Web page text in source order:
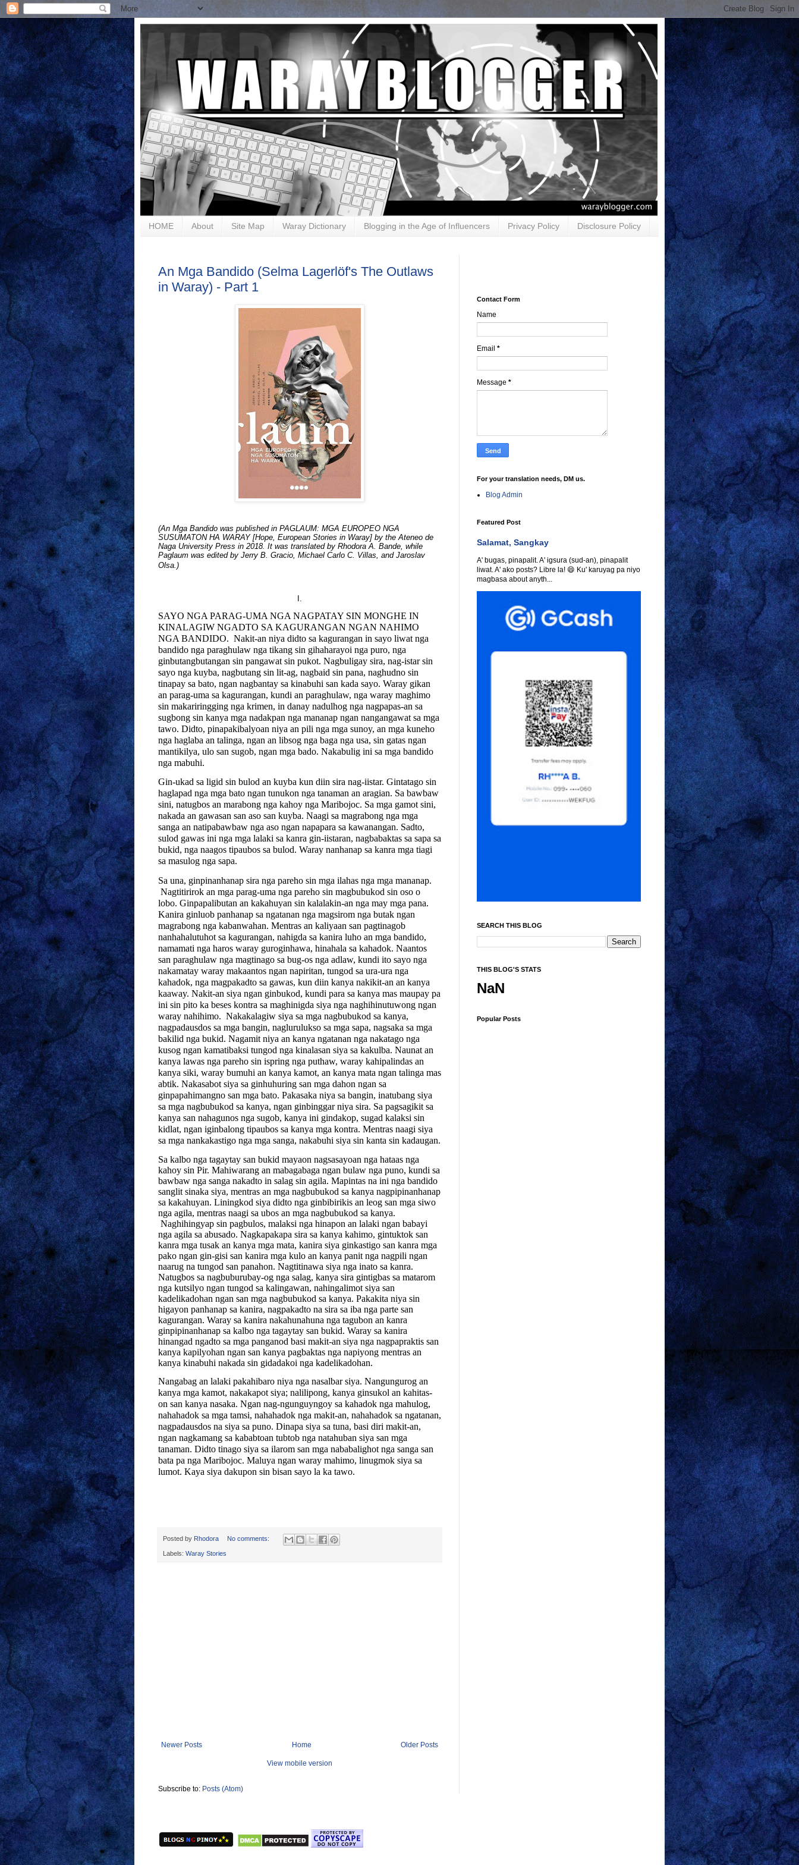
HOME About Site Map Waray Dictionary Blogging in the Age of Influencers Privacy Policy Disclosure Policy
An Mga Bandido (Selma Lagerlöf's The Outlaws
in Waray) - Part 1
(An Mga Bandido was published in PAGLAUM: MGA EUROPEO NGA
SUSUMATON HA WARAY [Hope, European Stories in Waray] by the Ateneo de
Naga University Press in 2018. It was translated by Rhodora A. Bande, while
Paglaum was edited by Jerry B. Gracio, Michael Carlo C. Villas, and Jaroslav
Olsa.)
I.
SAYO NGA PARA­­G-UMA NGA NAGPATAY SIN MONGHE IN
KINALAGIW NGADTO SA KAGURANGAN NGAN NAHIMO
NGA BANDIDO. Nakit-an niya didto sa kagurangan in sayo liwat nga
bandido nga paraghulaw nga tikang sin gihaharayoi nga puro, nga
ginbutangbutangan sin pangawat sin pukot. Nagbuligay sira, nag-istar sin
sayo nga kuyba, nagbutang sin lit-ag, nagbaid sin pana, naghudno sin
tinapay sa bato, ngan nagbantay sa kinabuhi san kada sayo. Waray gikan
an parag-uma sa kagurangan, kundi an paraghulaw, nga waray maghimo
sin makariringging nga krimen, in danay nadulhog nga nagpapas-an sa
sugbong sin kanya mga nadakpan nga mananap ngan nangangawat sa mga
tawo. Didto, pinapakibalyoan niya an pili nga mga sunoy, an mga kuneho
nga haglaba an talinga, ngan an libsog nga baga nga usa, sin gatas ngan
mantikilya, ulo san sugob, ngan mga bado. Nakabulig ini sa mga bandido
nga mabuhi.
Gin-ukad sa ligid sin bulod an kuyba kun diin sira nag-iistar. Gintatago sin
haglapad nga mga bato ngan tunukon nga tanaman an aragian. Sa bawbaw
sini, natugbos an marabong nga kahoy nga Maribojoc. Sa mga gamot sini,
nakada an gawasan san aso san kuyba. Naagi sa magrabong nga mga
sanga an natipabawbaw nga aso ngan napapara sa kawanangan. Sadto,
sulod gawas ini nga mga lalaki sa kanra gin-iistaran, nagbabaktas sa sapa sa
bukid, nga naagos tipaubos sa bulod. Waray nanhanap sa kanra mga tiagi
sa masulog nga sapa.
Sa una, ginpinanhanap sira nga pareho sin mga ilahas nga mg­a mananap.
Nagtitirirok an mga parag-uma nga pareho sin magbubukod sin oso o
lobo. Ginpapalibutan an kakahuyan sin kalalakin-an nga may mga pana.
Kanira ginluob panhanap sa ngatanan nga magsirom nga butak ngan
magrabong nga kabanwahan. Mentras an kaliyaan san pagtinagob
nanhahalutuhot sa kagurangan, nahigda sa kanira luho an mga bandido,
namamati nga haros waray guroginhawa, hinahala sa kahadok. Naantos
san paraghulaw nga magtinago sa bug-os nga adlaw, kundi ito sayo nga
nakamatay waray makaantos ngan napiritan, tungod sa ura-ura nga
kahadok, nga magpakadto sa gawas, kun diin kanya nakikit-an an kanya
kaaway. Nakit-an siya ngan ginbukod, kundi para sa kanya mas maupay pa
ini sin pito ka beses kontra sa maghinigda siya nga naghihinutuwong ngan
waray nahihimo. Nakakalagiw siya sa mga nagbubukod sa kanya,
nagpadausdos sa mga bangin, naglurulukso sa mga sapa, nagsaka sa mga
bakilid nga bukid. Nagamit niya an kanya ngatanan nga nakatago nga
kusog ngan kamatibaksi tungod nga kinalasan siya sa kakulba. Naunat an
kanya lawas nga pareho sin ispring nga puthaw, waray kahipalindas an
kanya siki, waray bumuhi an kanya kamot, an kanya mata ngan talinga mas
abtik. Nakasabot siya sa ginhuhuring san mga dahon ngan sa
ginpapahimangno san mga bato. Pakasaka niya sa bangin, inatubang siya
sa mga nagbubukod sa kanya, ngan ginbinggar niya sira. Sa pagsagikit sa
kanya san nahagunos nga sugob, kanya ini gindakop, sugad kalaksi sin
kidlat, ngan iginbalong tipaubos sa kanya mga kontra. Mentras naagi siya
sa mga nankakastigo nga mga sanga, nakabuhi siya sin kanta sin kadaugan.
Sa kalbo nga tagaytay san bukid mayaon nagsasayoan nga hataas nga
kahoy sin Pir. Mahiwarang an mabagabaga ngan bulaw nga puno, kundi sa
bawbaw nga sanga nakadto in salag sin agila. Mapintas na ini nga bandido
sanglit sinaka siya, mentras an mga nagbubukod sa kanya nagpipinanhanap
sa kakahuyan. Liningkod siya didto nga ginbibirikis an leog san mga siwo
nga agila, mentras naagi sa ubos an mga nagbubukod sa kanya.
Naghihingyap sin pagbulos, malaksi nga hinapon an lalaki ngan babayi
nga agila sa abusado. Nagkapakapa sira sa kanya kahimo, gintuktok san
kanra mga tusak an kanya mga mata, kanira siya ginkastigo san kanra mga
pako ngan gin-gisi san kanira mga kulo an kanya panit nga nagpili ngan
naarug na tungod san panahon. Nagtitinawa siya nga inato sa kanra.
Natugbos sa nagbuburubay-og nga salag, kanya sira gintigbas sa matarom
nga kutsilyo ngan tungod sa kalingawan, nahingalimot siya san
kadelikadohan ngan san mga nagbubukod sa kanya. Pakakita niya sin
higayon panhanap sa kanira, nagpakadto na sira sa iba nga parte san
kagurangan. Waray sa kanira nakahunahuna nga tagubon an kanra
ginpipinanhanap sa kalbo nga tagaytay san bukid. Waray sa kanira
hinangad ngadto sa mga panganod basi makit-an siya nga nagpapraktis san
kanya kapilyohan ngan san kanya pagbaktas nga napiyong mentras an
kanya kinabuhi nakada sin gidadakoi nga kadelikadohan.
Nangabag an lalaki pakahibaro niya nga nasalbar siya. Nangungurog an
kanya mga kamot, nakakapot siya; nalilipong, kanya ginsukol an kahitas-
on san kanya nasaka. Ngan nag-ngunguyngoy sa kahadok nga mahulog,
nahahadok sa mga tamsi, nahahadok nga makit-an, nahahadok sa ngatanan,
nagpadausdos na siya sa puno. Dinapa siya sa tuna, basi diri makit-an,
ngan nagkamang sa kababtoan tubtob nga natahuban siya san mga
tanaman. Didto tinago siya sa ilarom san mga nababalighot nga sanga san
bata pa nga Maribojoc. Maluya ngan waray mahimo, linugmok siya sa
lumot. Kaya siya dakupon sin bisan sayo la ka tawo.
Posted by Rhodora No comments:
Labels: Waray Stories
Newer Posts Older Posts
Home
View mobile version
Subscribe to: Posts (Atom)
Contact Form
Name
Email *
Message *
For your translation needs, DM us.
Blog Admin
Featured Post
Salamat, Sangkay
A' bugas, pinapalit. A' igsura (sud-an), pinapalit
liwat. A' ako posts? Libre la! 😄 Ku' karuyag pa niyo
magbasa about anyth...
SEARCH THIS BLOG
THIS BLOG'S STATS
NaN
Popular Posts